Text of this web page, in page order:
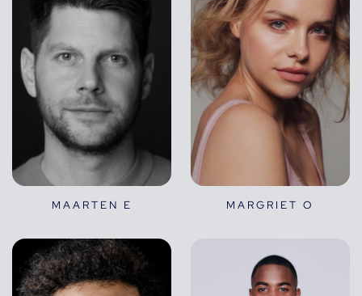
MAARTEN E MARGRIET O